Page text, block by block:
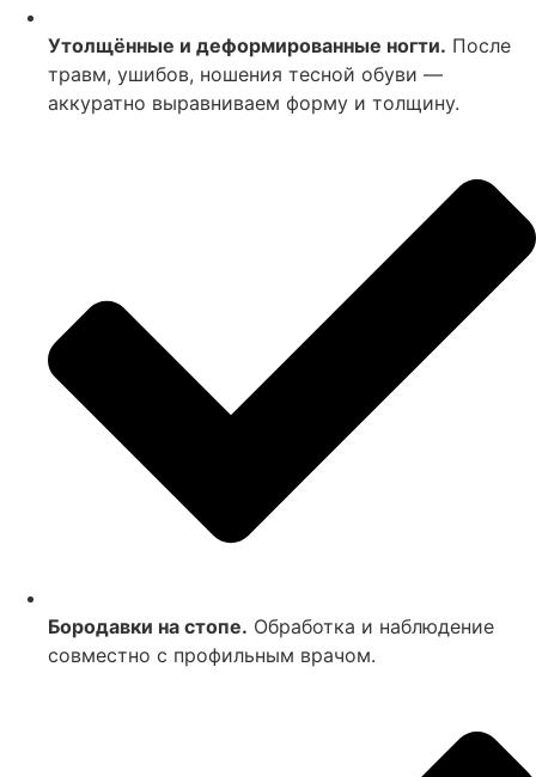
Утолщённые и деформированные ногти. После
травм, ушибов, ношения тесной обуви —
аккуратно выравниваем форму и толщину.
Бородавки на стопе. Обработка и наблюдение
совместно с профильным врачом.